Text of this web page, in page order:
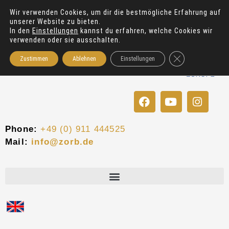
Inhalt
springen
F
a
Y
o
I
n
Phone: +49 (0) 911 444525
Mail: info@zorb.de
Wir verwenden Cookies, um dir die bestmögliche Erfahrung auf
unserer Website zu bieten.
In den Einstellungen kannst du erfahren, welche Cookies wir
verwenden oder sie ausschalten.
Zustimmen Ablehnen Einstellungen GDPR Cookie-